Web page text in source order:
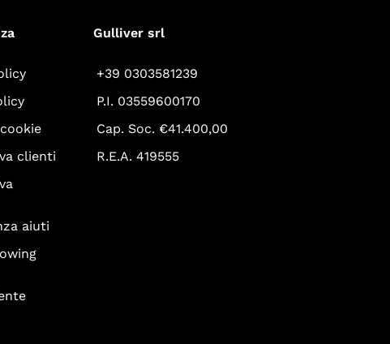
clienti
aiuti
Gulliver srl
+39 0303581239
P.I. 03559600170
Cap. Soc. €41.400,00
R.E.A. 419555